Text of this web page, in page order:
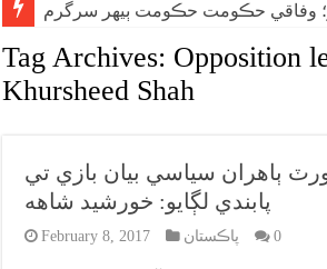
وفاقي حڪومت حڪومت ٻيهر سرگرم
Tag Archives: Opposition
Khursheed Shah
ٻاهران سياسي بيان بازي تي
پابندي لڳايو: خورشيد شاهه
February 8, 2017 پاڪستان 0